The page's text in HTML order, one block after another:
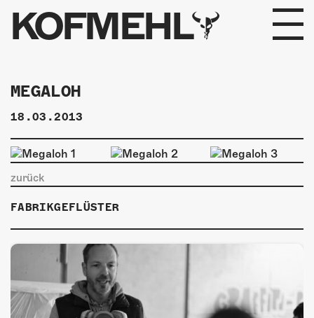
KOFMEHL
PROGRAMM
FABRIKGEFLÜSTER
GALERIE
PHOTOMAT
INFOS
KONTAKT
MEGALOH
18.03.2013
zurück
FABRIKGEFLÜSTER